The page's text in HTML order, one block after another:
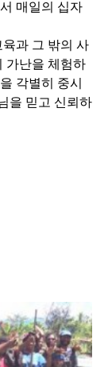
매일의 십자
과 그 밖의 사
가난을 체험하
각별히 중시
을 믿고 신뢰하